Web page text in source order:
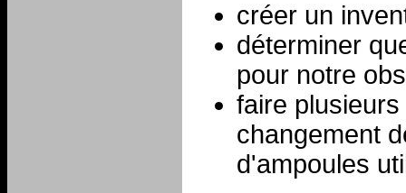
créer un
déterminer
pour notre
faire
changement
d'ampoules